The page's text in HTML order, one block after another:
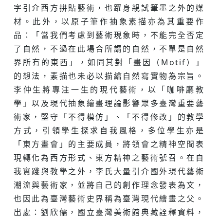
字引介西方拼貼藝術，也躍身親試筆墨之外的媒
材。此外，以原子筆作抽象素描亦為其重要作
品：「當我們考慮到藝術現象時，不能完全否定
了自然，不過在此場合所謂的自然，不單是自然
界所有的東西」，如同其對「畫因（Motif）」
的想法，素描也未必以描繪自然寫實物為宗旨。
李仲生將專注一生的現代藝術，以「咖啡廳教
學」以及現代抽象繪畫理論影響眾多臺灣重要藝
術家，堅守「不得模仿」、「不得修改」的教學
方式，引領學生探求自我風格，多位學生亦是
「東方畫會」的主要成員，將領會之精神空間表
現轉化為西方形式、東方精神之藝術號召。在自
我實踐與教學之外，李氏大量引介國外現代藝術
潮流與藝術家，並將自己的創作理念發表為文，
也因此為臺灣藝術史界稱為臺灣現代繪畫之父。
出處：劉欣儒，國立臺灣美術館典藏詮釋資料，